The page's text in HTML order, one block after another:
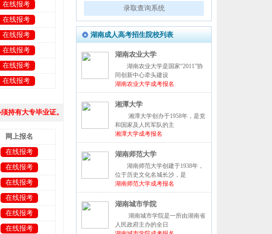
在线报考
在线报考
在线报考
在线报考
在线报考
在线报考
持有大专毕业证。
网上报名
在线报考
在线报考
在线报考
在线报考
在线报考
在线报考
录取查询系统
湖南成人高考招生院校列表
湖南农业大学
湖南农业大学是国家“2011”协
同创新中心牵头建设
湖南农业大学成考报名
湘潭大学
湘潭大学创办于1958年，是党
和国家及人民军队的主
湘潭大学成考报名
湖南师范大学
湖南师范大学创建于1938年，
位于历史文化名城长沙，是
湖南师范大学成考报名
湖南城市学院
湖南城市学院是一所由湖南省
人民政府主办的全日